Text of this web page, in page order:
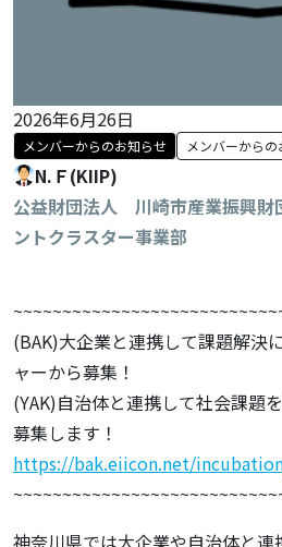
2026年6月26日
メンバーからのお知らせ メンバーから
N.Ｆ(KIIP)
公益財団法人 川崎市産業振興財
ントクラスター事業部
(BAK)大企業と連携して課題解決
ャーから募集！
(YAK)自治体と連携して社会課題
募集します！
https://bak.eiicon.net/
神奈川県では大企業や自治体と連